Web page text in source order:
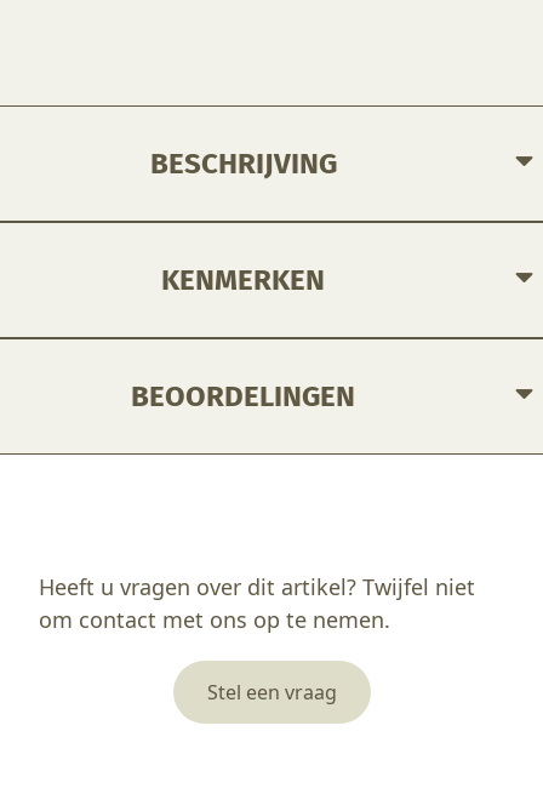
BESCHRIJVING
KENMERKEN
BEOORDELINGEN
Heeft u vragen over dit artikel? Twijfel niet
om contact met ons op te nemen.
Stel een vraag